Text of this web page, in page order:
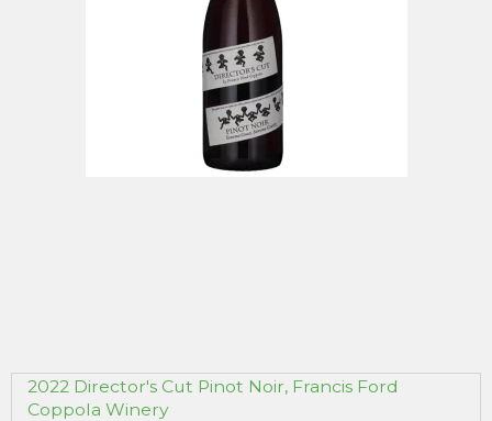
2022 Director's Cut Pinot Noir, Francis Ford
Coppola Winery